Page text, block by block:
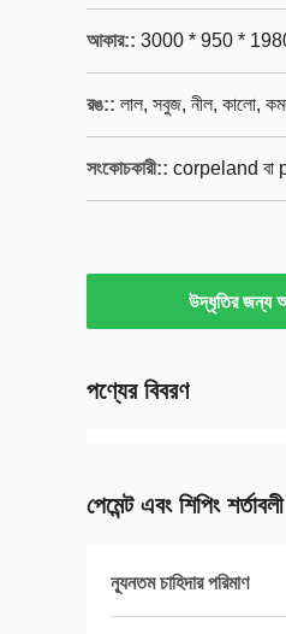
আকার:: 3000 * 950 *
রঙ:: লাল, সবুজ, নীল, কালো,
সংকোচকারী:: corpeland বা
উদ্ধৃতির জন্য
পণ্যের বিবরণ
পেমেন্ট এবং শিপিং শর্তাবলী
ন্যূনতম চাহিদার পরিমাণ